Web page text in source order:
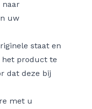
naar
uw
staat en
het product te
dat deze bij
met u